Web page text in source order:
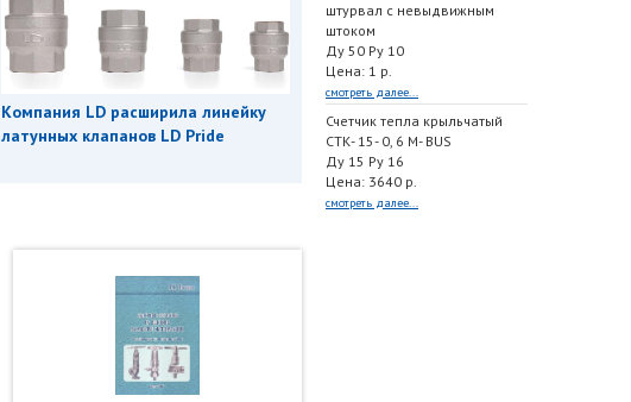
Компания LD расширила линейку
латунных клапанов LD Pride
штурвал с невыдвижным
штоком
Ду 50 Ру 10
Цена: 1 р.
смотреть далее...
Счетчик тепла крыльчатый
СТК- 15- 0, 6 M- BUS
Ду 15 Ру 16
Цена: 3640 р.
смотреть далее...